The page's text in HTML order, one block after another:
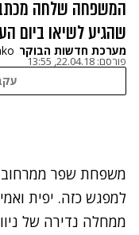
המשפחה שלחה
שהגיע לשיאו ביום
מערכת חדשות הבוקר
פורסם: 22.04.18, 13:55
משפחת שפר
למפגש כזה. יפית
ממחלה נדירה של